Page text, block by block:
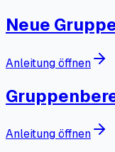
Neue
Anleitung öffnen
Anleitung öffnen